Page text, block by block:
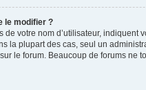
le modifier ?
de votre nom d’utilisateur,
la plupart des cas, seul un
le forum. Beaucoup de forums